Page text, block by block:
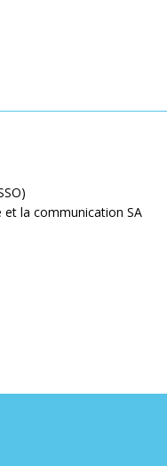
la communication SA